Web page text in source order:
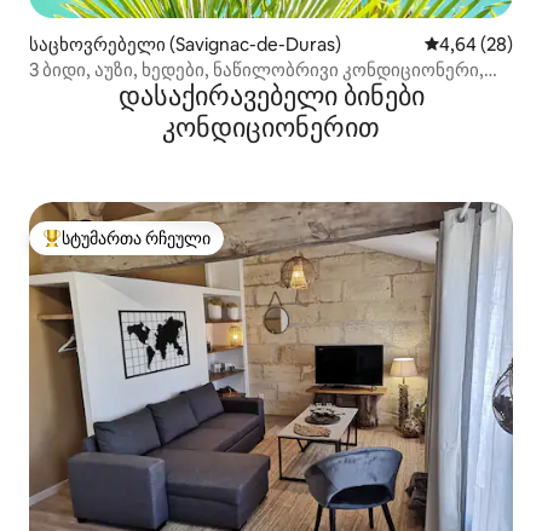
საცხოვრებელი (Savignac-de-Duras) საშუალო
4,64 (28)
3 ბიდი, აუზი, ხედები, ნაწილობრივი კონდიციონერი,
სწრაფი Wi ‑ Fiდასაქირავებელი ბინები
კონდიციონერით
სტუმართა რჩეული მოწინავე ვარიანტი
სტუმართა რჩეული